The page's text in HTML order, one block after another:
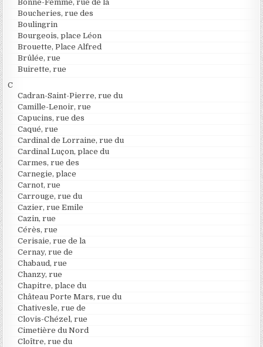
Bonne-Femme, rue de la
Boucheries, rue des
Boulingrin
Bourgeois, place Léon
Brouette, Place Alfred
Brûlée, rue
Buirette, rue
C
Cadran-Saint-Pierre, rue du
Camille-Lenoir, rue
Capucins, rue des
Caqué, rue
Cardinal de Lorraine, rue du
Cardinal Luçon, place du
Carmes, rue des
Carnegie, place
Carnot, rue
Carrouge, rue du
Cazier, rue Emile
Cazin, rue
Cérès, rue
Cerisaie, rue de la
Cernay, rue de
Chabaud, rue
Chanzy, rue
Chapitre, place du
Château Porte Mars, rue du
Chativesle, rue de
Clovis-Chézel, rue
Cimetière du Nord
Cloître, rue du